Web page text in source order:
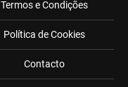
Termos e Condições
Política de Cookies
Contacto